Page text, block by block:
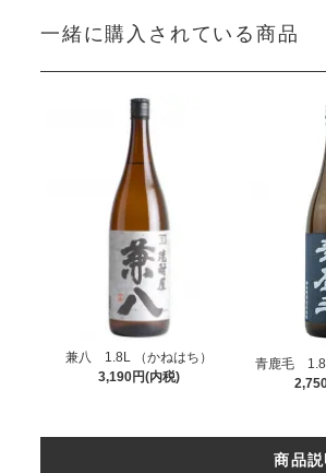
一緒に購入されている商品
兼八 1.8L （かねはち）
3,190円(内税)
青鹿毛
商品説